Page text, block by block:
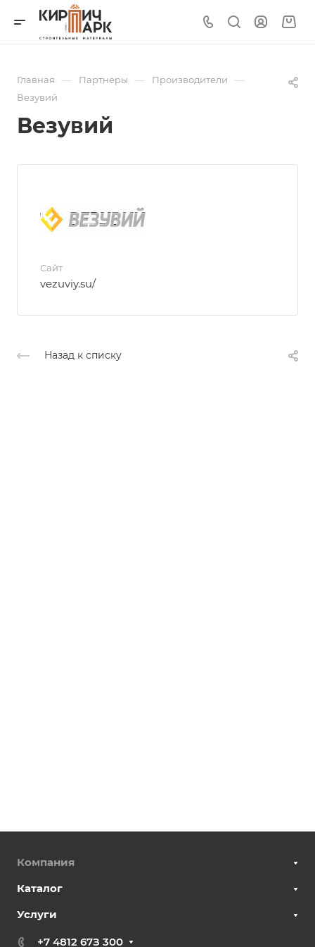
Главная — Партнеры — Производители —
Везувий
Везувий
Сайт
vezuviy.su/
Назад к списку
Компания
Каталог
Услуги
+7 4812 67З 300